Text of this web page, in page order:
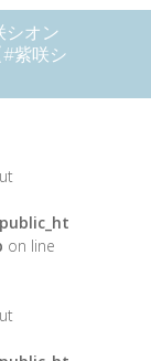
シオン
#紫咲シ
on line